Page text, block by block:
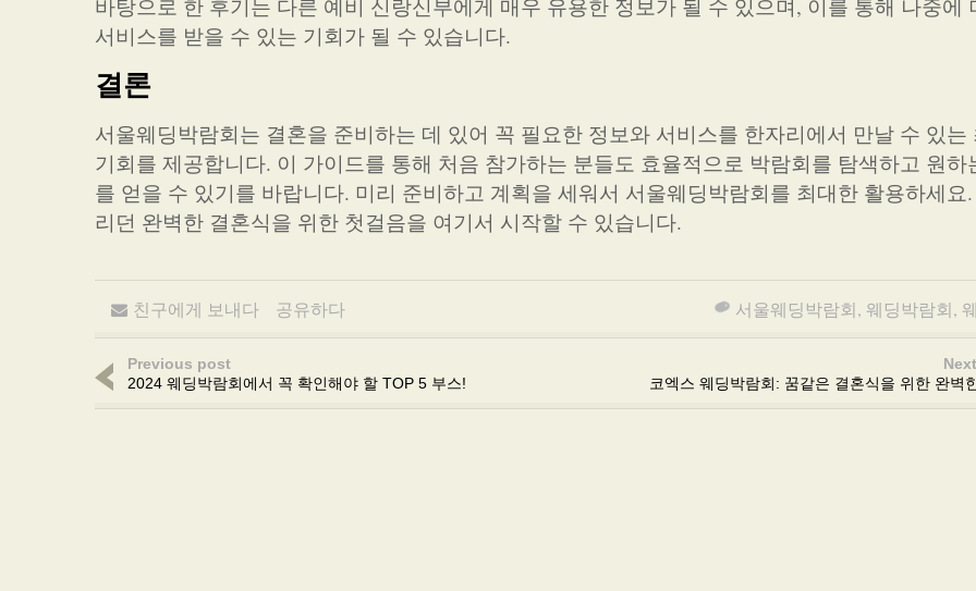
바탕으로 한 후기는 다른 예비 신랑신부에게 매우 유용한 정보가 될 수 있으며, 이를 통해 나중에
서비스를 받을 수 있는 기회가 될 수 있습니다.
결론
서울웨딩박람회는 결혼을 준비하는 데 있어 꼭 필요한 정보와 서비스를 한자리에서 만날 수 있는
기회를 제공합니다. 이 가이드를 통해 처음 참가하는 분들도 효율적으로 박람회를 탐색하고 원하
를 얻을 수 있기를 바랍니다. 미리 준비하고 계획을 세워서 서울웨딩박람회를 최대한 활용하세요
리던 완벽한 결혼식을 위한 첫걸음을 여기서 시작할 수 있습니다.
친구에게 보내다 공유하다 서울웨딩박람회, 웨딩박람회,
Previous post
2024 웨딩박람회에서 꼭 확인해야 할 TOP 5 부스!
코엑스 웨딩박람회: 꿈같은 결혼식을 위한 완벽